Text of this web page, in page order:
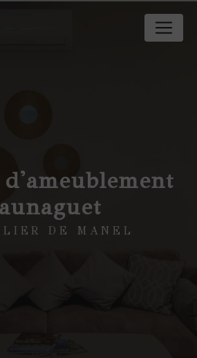
DE MANEL
cookies